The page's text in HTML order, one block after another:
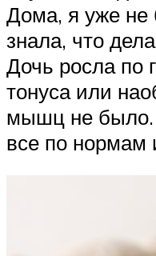
Дома, я уже не
знала, что
Дочь росла по
тонуса или
мышц не было.
все по нормам